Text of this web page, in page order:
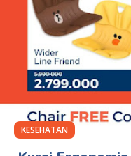
KESEHATAN